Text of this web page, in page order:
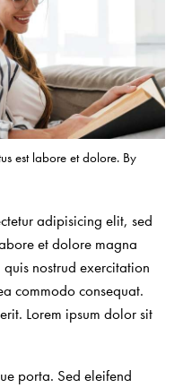
est labore et dolore. By
adipisicing elit, sed
et dolore magna
nostrud exercitation
commodo consequat.
Lorem ipsum dolor sit
porta. Sed eleifend